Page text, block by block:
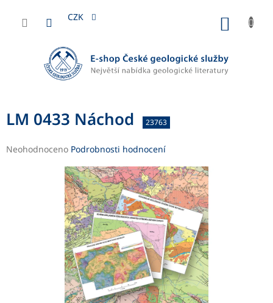
obsah
CZK
LM 0433 Náchod 23763
Průměrné
Neohodnoceno Podrobnosti hodnocení